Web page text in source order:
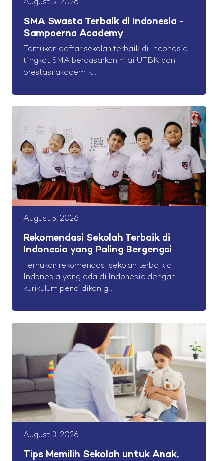
August 5, 2026
SMA Swasta Terbaik di Indonesia -
Sampoerna Academy
Temukan daftar sekolah terbaik di Indonesia
tingkat SMA berdasarkan nilai UTBK dan
prestasi akademik...
August 5, 2026
Rekomendasi Sekolah Terbaik di
Indonesia yang Paling Bergengsi
Temukan rekomendasi sekolah terbaik di
Indonesia yang ada di Indonesia dengan
kurikulum pendidikan g...
August 3, 2026
Tips Memilih Sekolah untuk Anak,